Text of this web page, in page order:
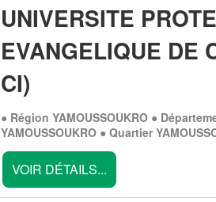
UNIVERSITE
EVANGELIQUE DE
CI)
● Région YAMOUSSOUKRO ●
YAMOUSSOUKRO ● Quartier
VOIR DÉTAILS...